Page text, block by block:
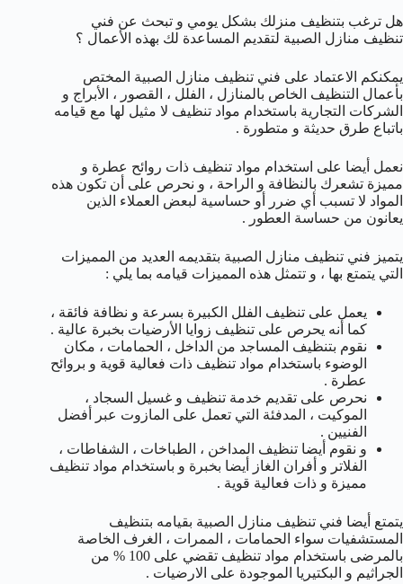
هل ترغب بتنظيف منزلك بشكل يومي و تبحث عن فني
تنظيف منازل الصبية لتقديم المساعدة لك بهذه الأعمال ؟
يمكنكم الاعتماد على فني تنظيف منازل الصبية المختص
بأعمال التنظيف الخاص بالمنازل ، الفلل ، القصور ، الأبراج و
الشركات التجارية باستخدام مواد تنظيف لا مثيل لها مع قيامه
باتباع طرق حديثة و متطورة .
نعمل أيضا على استخدام مواد تنظيف ذات روائح عطرة و
مميزة تشعرك بالنظافة و الراحة ، و نحرص على أن تكون هذه
المواد لا تسبب أي ضرر أو حساسية لبعض العملاء الذين
يعانون من حساسة العطور .
يتميز فني تنظيف منازل الصبية بتقديمه العديد من المميزات
التي يتمتع بها ، و تتمثل هذه المميزات قيامه بما يلي :
يعمل على تنظيف الفلل الكبيرة بسرعة و نظافة فائقة ،
كما أنه يحرص على تنظيف زوايا الأرضيات بخبرة عالية .
نقوم بتنظيف المساجد من الداخل ، الحمامات ، مكان
الوضوء باستخدام مواد تنظيف ذات فعالية قوية و بروائح
عطرة .
نحرص على تقديم خدمة تنظيف و غسيل السجاد ،
الموكيت ، المدفئة التي تعمل على المازوت عبر أفضل
الفنيين .
و نقوم أيضا تنظيف المداخن ، الطباخات ، الشفاطات ،
الفلاتر و أفران الغاز أيضا بخبرة و باستخدام مواد تنظيف
مميزة و ذات فعالية قوية .
يتمتع أيضا فني تنظيف منازل الصبية بقيامه بتنظيف
المستشفيات سواء الحمامات ، الممرات ، الغرف الخاصة
بالمرضى باستخدام مواد تنظيف تقضي على 100 % من
الجراثيم و البكتيريا الموجودة على الارضيات .